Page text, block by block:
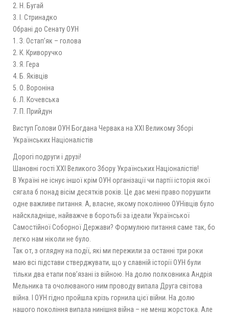
2. Н. Бугай
3. І. Стринадко
Обрані до Сенату ОУН
1. З. Остап’як – голова
2. К. Криворучко
3. Я. Гера
4. Б. Яківців
5. О. Вороніна
6. Л. Кочевська
7. П. Прийдун
Виступ Голови ОУН Богдана Червака на ХХІ Великому Зборі
Українських Націоналістів
Дорогі подруги і друзі!
Шановні гості ХХІ Великого Збору Українських Націоналістів!
В Україні не існує іншої крім ОУН організації чи партії історія якої
сягала б понад вісім десятків років. Це дає мені право порушити
одне важливе питання. А, власне, якому поколінню ОУНівців було
найскладніше, найважче в боротьбі за ідеали Української
Самостійної Соборної Держави? Формулюю питання саме так, бо
легко нам ніколи не було.
Так от, з оглядну на події, які ми пережили за останні три роки
маю всі підстави стверджувати, що у славній історії ОУН були
тільки два етапи пов’язані із війною. На долю полковника Андрія
Мельника та очолюваного ним проводу випала Друга світова
війна. І ОУН гідно пройшла крізь горнила цієї війни. На долю
нашого покоління випала нинішня війна – не менш жорстока. Але